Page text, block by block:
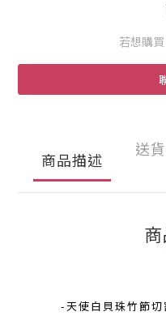
若想購
商品描述
送
-天使白貝珠竹節